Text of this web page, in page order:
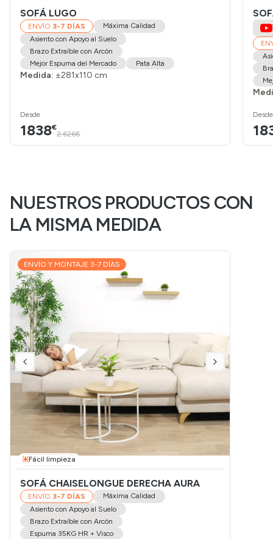
SOFÁ LUGO
ENVÍO 3-7 DÍAS
Máxima Calidad
Asiento con Apoyo al Suelo
Brazo Extraíble con Arcón
Mejor Espuma del Mercado
Pata Alta
Medida: ±281x110 cm
Desde
1838€
2.626€
Desde
NUESTROS PRODUCTOS CON
LA MISMA MEDIDA
ENVÍO Y MONTAJE 3-7 DÍAS
Fácil limpieza
SOFÁ CHAISELONGUE DERECHA AURA
ENVÍO 3-7 DÍAS
Máxima Calidad
Asiento con Apoyo al Suelo
Brazo Extraíble con Arcón
Espuma 35KG HR + Visco